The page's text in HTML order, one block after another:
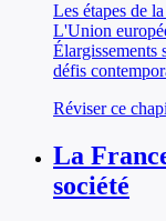
Les étapes de
L'Union
Élargissements
défis
Réviser ce
La
société